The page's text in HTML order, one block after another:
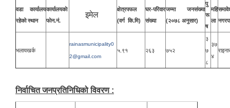
वडा कार्यालय
रहेको स्थान
कार्यालयकाे
फाेन‍‌‌.नं.
इमेल
क्षेत्रपफल
(वर्ग कि.मि)
घर-परिवार
संख्या
जम्मा जनसंख्या
(२०७८ अनुसार)
पु
रू
ष
महि
ला
भलायखर्क
rainasmunicipality0
2@gmail.com
५‍‍.९१ २६३ ७५२
३
७
८
३७
४
निर्वाचित जनप्रतिनिधिको विवरण :